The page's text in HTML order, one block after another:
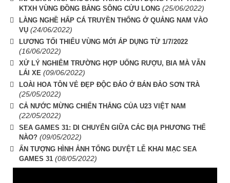
KTXH VÙNG ĐỒNG BẰNG SÔNG CỬU LONG (25/06/2022)
LÀNG NGHỀ HẤP CÁ TRUYỀN THỐNG Ở QUẢNG NAM VÀO
VỤ (24/06/2022)
LƯƠNG TỐI THIỂU VÙNG MỚI ÁP DỤNG TỪ 1/7/2022
(16/06/2022)
XỬ LÝ NGHIÊM TRƯỜNG HỢP UỐNG RƯỢU, BIA MÀ VẪN
LÁI XE (09/06/2022)
LOÀI HOA TÔN VẺ ĐẸP ĐỘC ĐÁO Ở BÁN ĐẢO SƠN TRÀ
(25/05/2022)
CẢ NƯỚC MỪNG CHIẾN THẮNG CỦA U23 VIỆT NAM
(22/05/2022)
SEA GAMES 31: DI CHUYỂN GIỮA CÁC ĐỊA PHƯƠNG THẾ
NÀO? (09/05/2022)
ẤN TƯỢNG HÌNH ẢNH TỔNG DUYỆT LỄ KHAI MẠC SEA
GAMES 31 (08/05/2022)